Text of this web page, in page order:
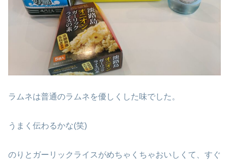
ラムネは普通のラムネを優しくした味でした。
うまく伝わるかな(笑)
のりとガーリックライスがめちゃくちゃおいしくて、すぐ